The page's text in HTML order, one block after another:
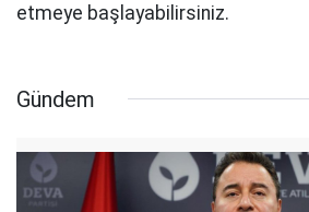
etmeye başlayabilirsiniz.
Gündem